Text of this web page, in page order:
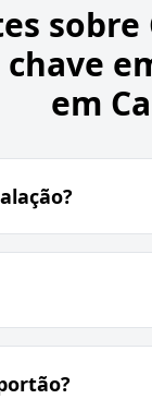
sobre
em